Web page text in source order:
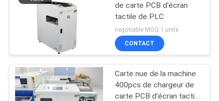
de carte PCB d'écran
tactile de PLC
negotiable MOQ:1 unité
CONTACT
Carte nue de la machine
400pcs de chargeur de
carte PCB d'écran tactile